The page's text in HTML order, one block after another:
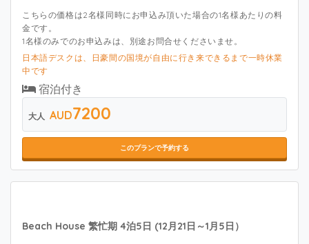
こちらの価格は2名様同時にお申込み頂いた場合の1名様あたりの料
金です。
1名様のみでのお申込みは、別途お問合せくださいませ。
日本語デスクは、日豪間の国境が自由に行き来できるまで一時休業
中です
宿泊付き
大人 AUD7200
このプランで予約する
Beach House 繁忙期 4泊5日 (12月21日～1月5日）